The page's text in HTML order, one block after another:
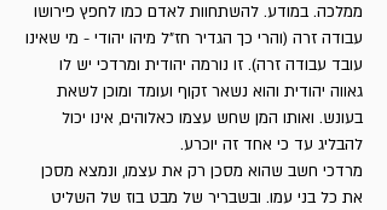
ממלכה. במודע. להשתחוות לאדם כמו לחפץ פירושו
עבודה זרה (והרי כך הגדיר חז"ל מיהו יהודי - מי שאינו
עובד עבודה זרה). זו נורמה יהודית ומרדכי יש לו
גאווה יהודית והוא נשאר זקוף ועומד ומוכן לשאת
בעונש. ואותו המן שחש עצמו כאלוהים, אינו יכול
להבליג עד כי אחד זה יוכרע.
מרדכי חשב שהוא מסכן רק את עצמו, ונמצא מסכן
את כל בני עמו. ובשבריר של מבט בוז של השליט